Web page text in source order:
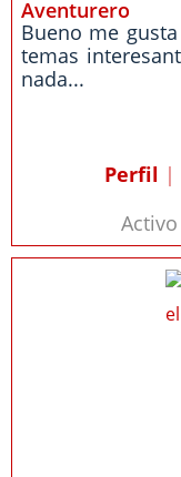
Aventurero
Bueno me
temas
nada...
Perfil |